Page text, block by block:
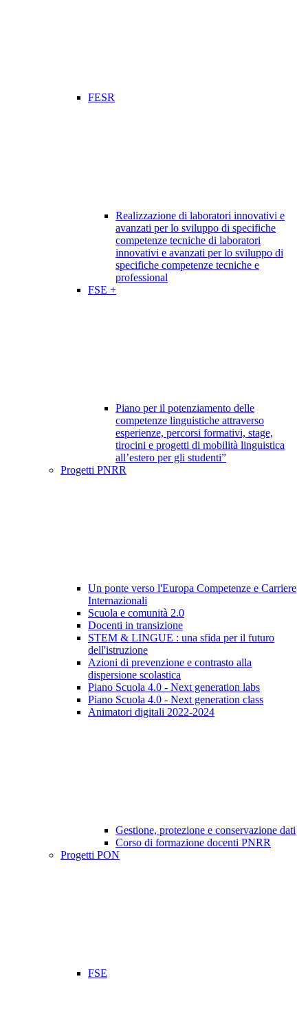
FESR
Realizzazione di laboratori innovativi e
avanzati per lo sviluppo di specifiche
competenze tecniche di laboratori
innovativi e avanzati per lo sviluppo di
specifiche competenze tecniche e
professional
FSE +
Piano per il potenziamento delle
competenze linguistiche attraverso
esperienze, percorsi formativi, stage,
tirocini e progetti di mobilità linguistica
all’estero per gli studenti”
Progetti PNRR
Un ponte verso l'Europa Competenze e Carriere
Internazionali
Scuola e comunità 2.0
Docenti in transizione
STEM & LINGUE : una sfida per il futuro
dell'istruzione
Azioni di prevenzione e contrasto alla
dispersione scolastica
Piano Scuola 4.0 - Next generation labs
Piano Scuola 4.0 - Next generation class
Animatori digitali 2022-2024
Gestione, protezione e conservazione dati
Corso di formazione docenti PNRR
Progetti PON
FSE